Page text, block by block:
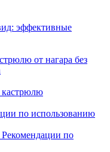
эффективные
от нагара без
кастрюлю
по использованию
по